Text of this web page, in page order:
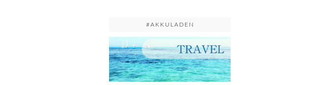
#AKKULADEN